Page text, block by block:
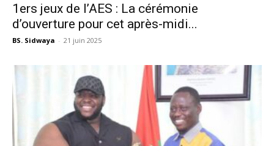
1ers jeux de l’AES : La cérémonie
d’ouverture pour cet après-midi...
BS. Sidwaya - 21 juin 2025